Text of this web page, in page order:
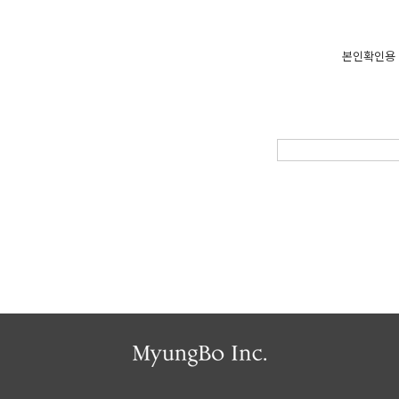
본인확인